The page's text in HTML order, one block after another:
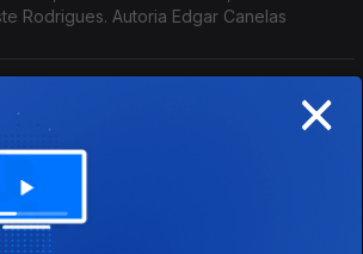
Rodrigues. Autoria Edgar Canelas
a partir de entrevistas próprias e
da Rádio Pública, feitas por Edgar
×